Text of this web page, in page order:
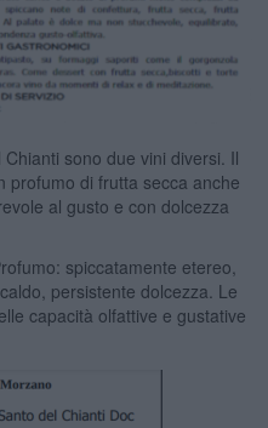
Chianti sono due vini diversi. Il
profumo di frutta secca anche
al gusto e con dolcezza
spiccatamente etereo,
persistente dolcezza. Le
capacità olfattive e gustative